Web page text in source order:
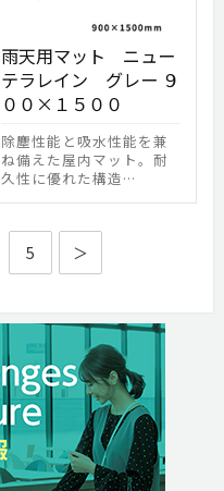
雨天用マット ニュー
テラレイン グレー ９
００×１５００
除塵性能と吸水性能を兼
ね備えた屋内マット。耐
久性に優れた構造…
5 ＞